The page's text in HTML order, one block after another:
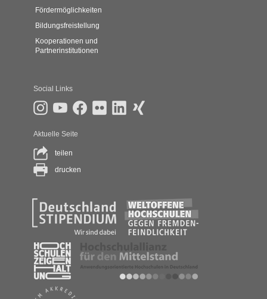
Fördermöglichkeiten
Bildungsfreistellung
Kooperationen und
Partnerinstitutionen
Social Links
Aktuelle Seite
teilen
drucken